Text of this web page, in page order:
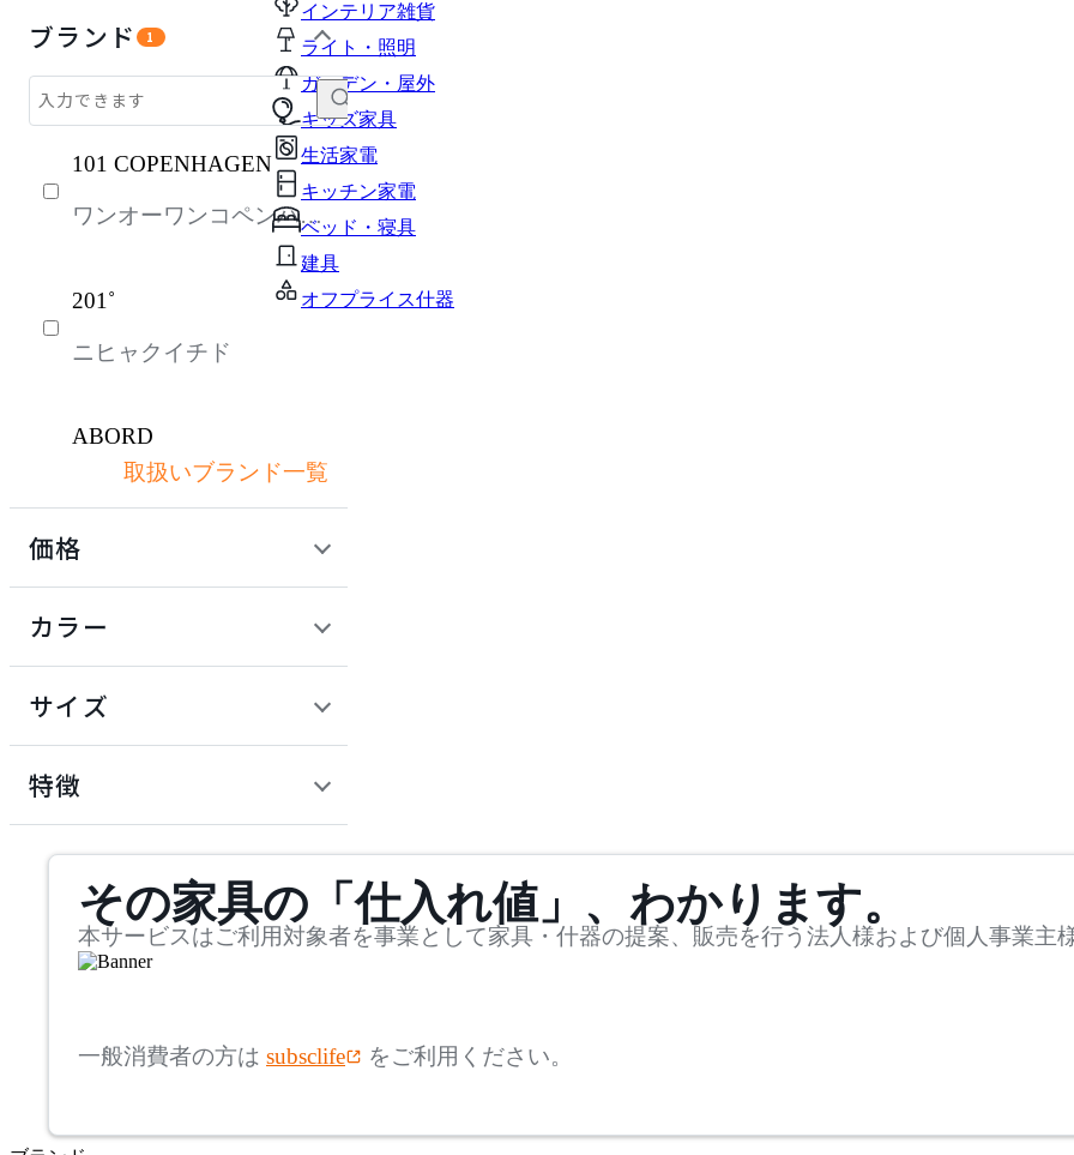
インテリア雑貨
ライト・照明
ガーデン・屋外
キッズ家具
生活家電
キッチン家電
ベッド・寝具
建具
オフプライス什器
収納家具
パーソナルブース・集中ブース
インテリア雑貨
ライト・照明
キッチン家電
オフプライス什器
ブランド 1
101 COPENHAGEN
ワンオーワンコペンハー
201˚
ニヒャクイチド
ABORD
アボール
アクメファニチャー
ADAL
アダルトータルインテリ
アコレクション
取扱いブランド一覧
価格
カラー
サイズ
mm
検索
~
~
特徴
その家具の「仕入れ値」、わかります。
本サービスはご利用対象者を事業として家具・什器の提案、販売を行う法人様および個人事業主
一般消費者の方は subsclife をご利用ください。